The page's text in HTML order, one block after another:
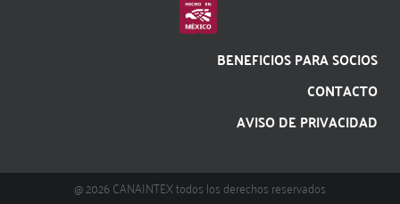
BENEFICIOS PARA SOCIOS
CONTACTO
AVISO DE PRIVACIDAD
@ 2026 CANAINTEX todos los derechos reservados